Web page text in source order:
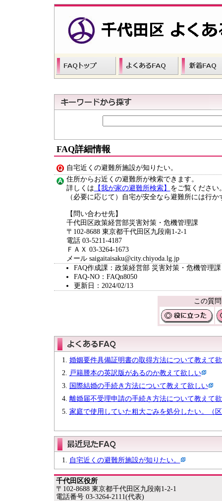
FAQ詳細情報
自宅近くの避難所施設が知りたい。
住所からお近くの避難所が検索できます。
詳しくは 【我が家の避難所検索】 をご覧ください
（必要に応じて）自宅が安全なら避難所には行
【問い合わせ先】
千代田区政策経営部災害対策・危機管理課
〒102-8688 東京都千代田区九段南1-2-1
電話 03-5211-4187
ＦＡＸ 03-3264-1673
メール saigaitaisaku@city.chiyoda.lg.jp
FAQ作成課：政策経営部 災害対策・危機管理課
FAQ-NO：FAQn8050
更新日：2024/02/13
この質
婚姻要件具備証明書の取得方法について教えて
戸籍謄本の英訳版があるのか教えて欲しい
国際結婚の手続き方法について教えて欲しい
離婚届不受理申請の手続き方法について教えて
家庭で使用していた粗大ごみを処分したい。（
自宅近くの避難所施設が知りたい。
千代田区役所
〒102-8688 東京都千代田区九段南1-2-1
電話番号 03-3264-2111(代表)